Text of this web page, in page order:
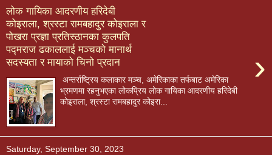
लोक गायिका आदरणीय हरिदेबी
कोइराला, श्रस्टा रामबहादुर कोइराला र
पोखरा प्रज्ञा प्रतिस्ठानका कुलपति
पद्मराज ढकाललाई मञ्चको मानार्थ
सदस्यता र मायाको चिनो प्रदान
›
अन्तर्राष्ट्रिय कलाकार मञ्च, अमेरिकाका तर्फबाट अमेरिका
भ्रमणमा रहनुभएका लोकप्रिय लोक गायिका आदरणीय हरिदेबी
कोइराला, श्रस्टा रामबहादुर कोइरा...
Saturday, September 30, 2023